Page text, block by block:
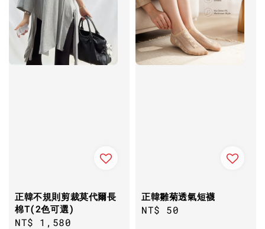
正韓不規則剪裁莫代爾長
棉T(2色可選)
Regular
NT$ 1,580
正韓雛菊透氣短襪
Regular
NT$ 50